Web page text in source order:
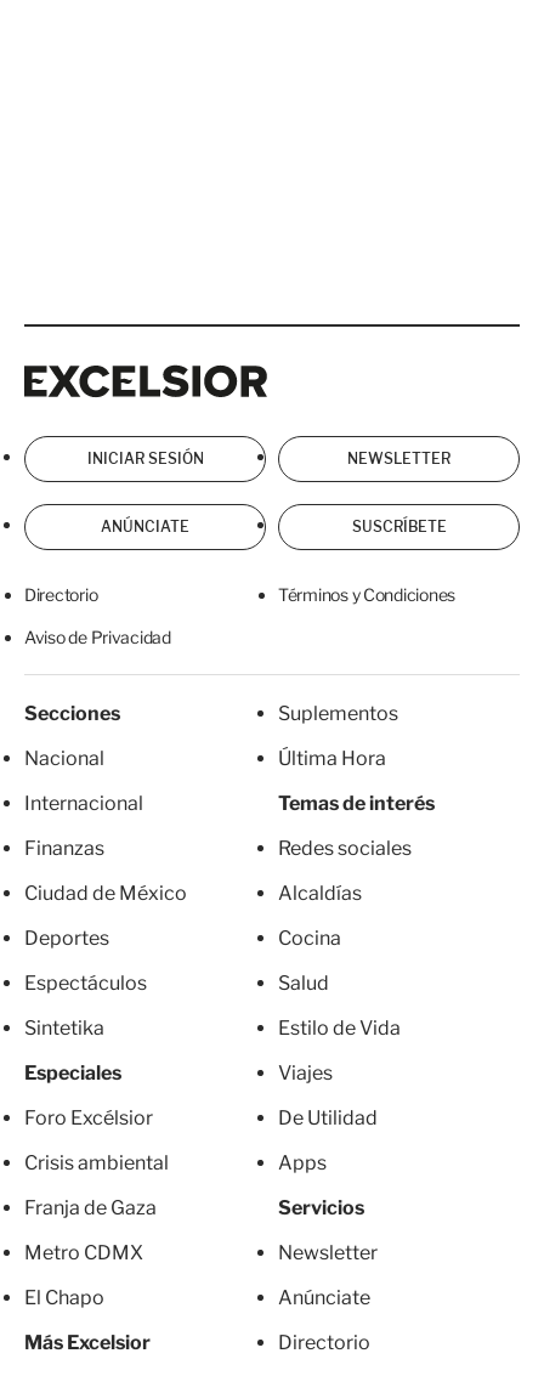
INICIAR SESIÓN NEWSLETTER
ANÚNCIATE SUSCRÍBETE
Directorio Términos y Condiciones
Aviso de Privacidad
Secciones
Nacional
Internacional
Finanzas
Ciudad de México
Deportes
Espectáculos
Sintetika
Especiales
Foro Excélsior
Crisis ambiental
Franja de Gaza
Metro CDMX
El Chapo
Más Excelsior
Suplementos
Última Hora
Temas de interés
Redes sociales
Alcaldías
Cocina
Salud
Estilo de Vida
Viajes
De Utilidad
Apps
Servicios
Newsletter
Anúnciate
Directorio